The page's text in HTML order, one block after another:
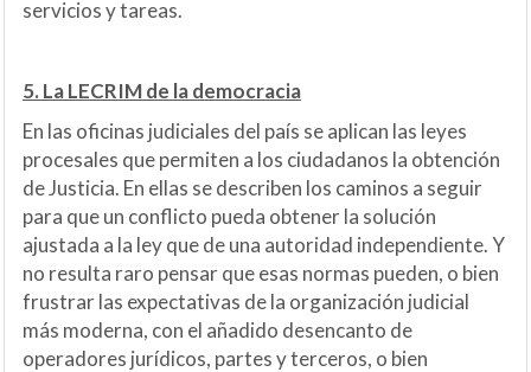
servicios y tareas.
5. La LECRIM de la democracia
En las oficinas judiciales del país se aplican las leyes
procesales que permiten a los ciudadanos la obtención
de Justicia. En ellas se describen los caminos a seguir
para que un conflicto pueda obtener la solución
ajustada a la ley que de una autoridad independiente. Y
no resulta raro pensar que esas normas pueden, o bien
frustrar las expectativas de la organización judicial
más moderna, con el añadido desencanto de
operadores jurídicos, partes y terceros, o bien